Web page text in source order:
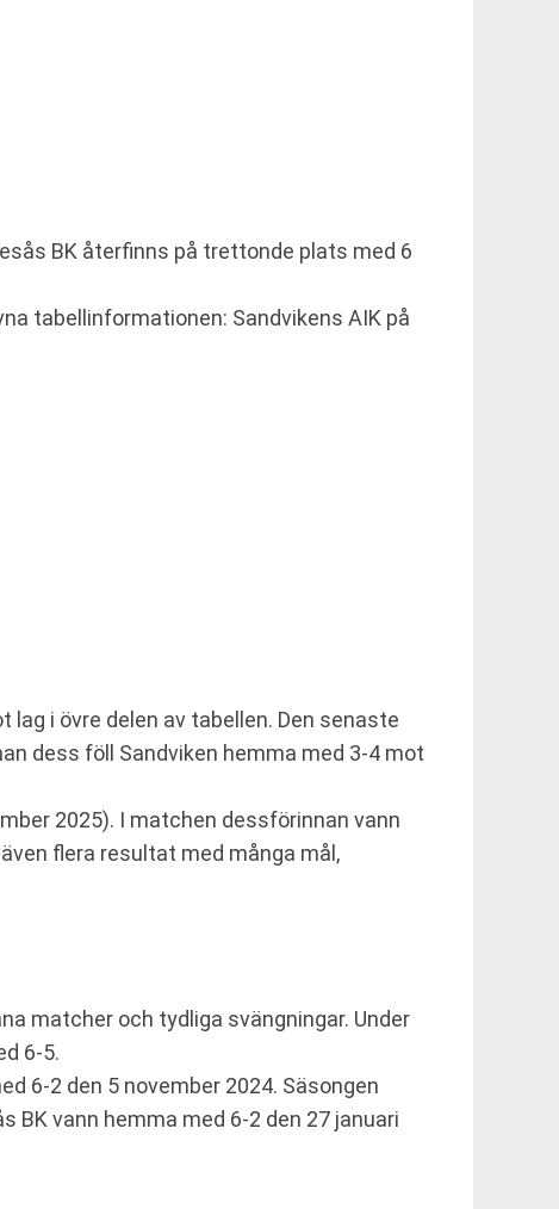
BK återfinns på trettonde plats med 6
tabellinformationen: Sandvikens AIK på
i övre delen av tabellen. Den senaste
dess föll Sandviken hemma med 3-4 mot
2025). I matchen dessförinnan vann
flera resultat med många mål,
matcher och tydliga svängningar. Under
6-5.
6-2 den 5 november 2024. Säsongen
BK vann hemma med 6-2 den 27 januari